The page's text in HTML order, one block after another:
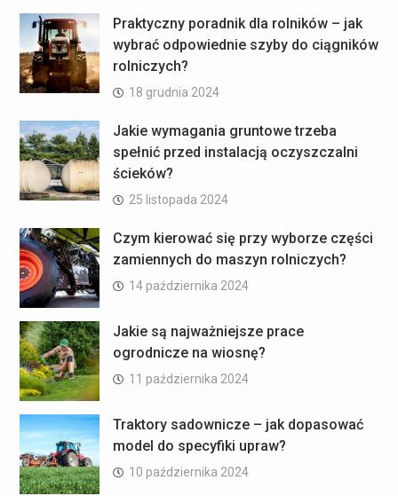
Praktyczny poradnik dla rolników – jak
wybrać odpowiednie szyby do ciągników
rolniczych?
18 grudnia 2024
Jakie wymagania gruntowe trzeba
spełnić przed instalacją oczyszczalni
ścieków?
25 listopada 2024
Czym kierować się przy wyborze części
zamiennych do maszyn rolniczych?
14 października 2024
Jakie są najważniejsze prace
ogrodnicze na wiosnę?
11 października 2024
Traktory sadownicze – jak dopasować
model do specyfiki upraw?
10 października 2024